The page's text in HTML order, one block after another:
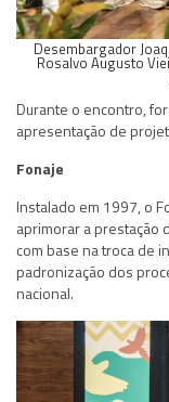
Desembargador
Rosalvo Augusto
Durante o encontro,
apresentação de
Fonaje
Instalado em 1997, o
aprimorar a prestação
com base na troca de
padronização dos
nacional.